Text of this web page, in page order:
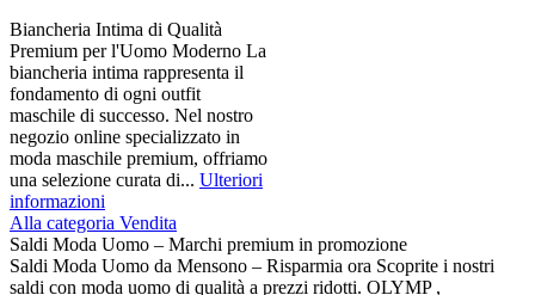
Biancheria Intima di Qualità
Premium per l'Uomo Moderno La
biancheria intima rappresenta il
fondamento di ogni outfit
maschile di successo. Nel nostro
negozio online specializzato in
moda maschile premium, offriamo
una selezione curata di... Ulteriori
informazioni
Alla categoria Vendita
Saldi Moda Uomo – Marchi premium in promozione
Saldi Moda Uomo da Mensono – Risparmia ora Scoprite i nostri
saldi con moda uomo di qualità a prezzi ridotti. OLYMP ,